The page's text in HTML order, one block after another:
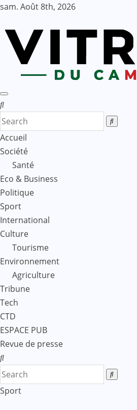
Skip
content
sam. Août 8th, 2026
Accueil
Société
Santé
Eco & Business
Politique
Sport
International
Culture
Tourisme
Environnement
Agriculture
Tribune
Tech
CTD
ESPACE PUB
Revue de presse
Sport